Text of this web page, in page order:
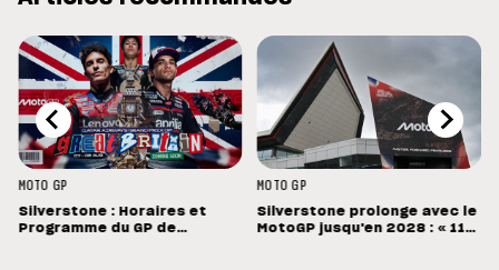
MOTO GP
Silverstone : Horaires et
Programme du GP de
MOTO GP
Silverstone prolonge avec le
MotoGP jusqu'en 2028 : « 11